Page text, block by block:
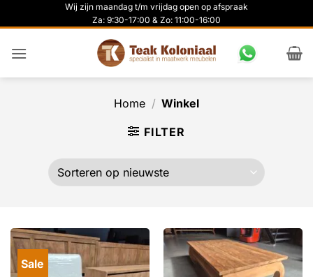
naar
Wij zijn maandag t/m vrijdag open op afspraak
Za: 9:30-17:00 & Zo: 11:00-16:00
Home / Winkel
FILTER
Sale